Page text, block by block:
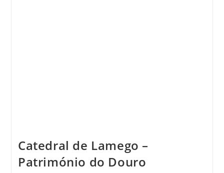
Catedral de Lamego –
Património do Douro